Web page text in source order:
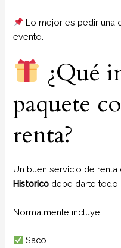
Lo mejor es pedir una
evento.
¿Qué
paquete
renta?
Un buen servicio de
Historico debe darte todo
Normalmente incluye:
Saco